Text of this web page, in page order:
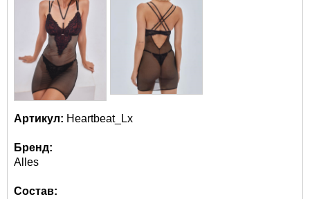
Артикул: Heartbeat_Lx
Бренд:
Alles
Состав: